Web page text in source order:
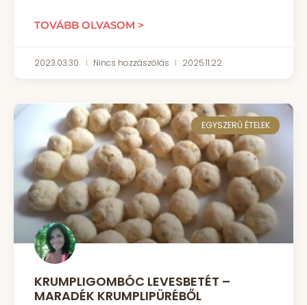
TOVÁBB OLVASOM >
2023.03.30. Nincs hozzászólás 2025.11.22.
EGYSZERŰ ÉTELEK
KRUMPLIGOMBÓC LEVESBETÉT –
MARADÉK KRUMPLIPÜRÉBŐL